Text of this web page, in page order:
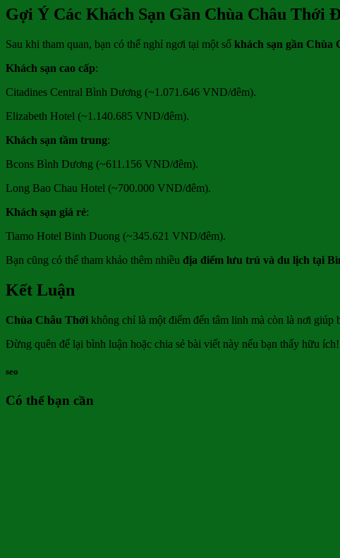
Gợi Ý Các Khách Sạn Gần Chùa Châu Thới
Sau khi tham quan, bạn có thể nghỉ ngơi tại một số khách sạn gần Chùa
Khách sạn cao cấp:
Citadines Central Bình Dương (~1.071.646 VND/đêm).
Elizabeth Hotel (~1.140.685 VND/đêm).
Khách sạn tầm trung:
Bcons Bình Dương (~611.156 VND/đêm).
Long Bao Chau Hotel (~700.000 VND/đêm).
Khách sạn giá rẻ:
Tiamo Hotel Binh Duong (~345.621 VND/đêm).
Bạn cũng có thể tham khảo thêm nhiều địa điểm lưu trú và du lịch tại
Kết Luận
Chùa Châu Thới không chỉ là một điểm đến tâm linh mà còn là nơi
Đừng quên để lại bình luận hoặc chia sẻ bài viết này nếu bạn thấy hữu
seo
Có thể bạn cần